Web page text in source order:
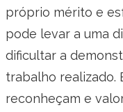
próprio mérito e
pode levar a uma
dificultar a
trabalho realizado.
reconheçam e